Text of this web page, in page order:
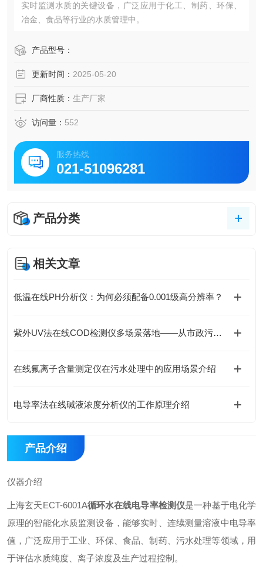
实时监测水质的关键设备，广泛应用于化工、制药、环保、
冶金、食品等行业的水质管理中。
产品型号：
更新时间： 2025-05-20
厂商性质： 生产厂家
访问量： 552
服务热线
021-51096281
产品分类
相关文章
低温在线PH分析仪：为何必须配备0.001级高分辨率？
紫外UV法在线COD检测仪多场景落地——从市政污水到工业废水实时监测
在线氟离子含量测定仪在污水处理中的应用场景介绍
电导率法在线碱液浓度分析仪的工作原理介绍
产品介绍
仪器介绍
上海玄天ECT-6001A循环水在线电导率检测仪是一种基于电化学
原理的智能化水质监测设备，能够实时、连续测量溶液中电导率
值，广泛应用于工业、环保、食品、制药、污水处理等领域，用
于评估水质纯度、离子浓度及生产过程控制。